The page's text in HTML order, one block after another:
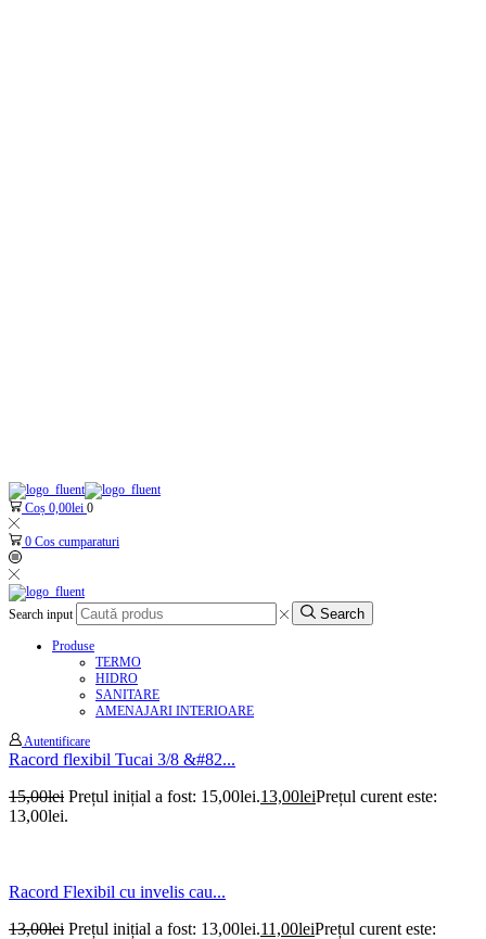
Coș 0,00lei 0
0 Cos cumparaturi
Search input Search
Produse
TERMO
HIDRO
SANITARE
AMENAJARI INTERIOARE
Autentificare
Racord flexibil Tucai 3/8 &#82...
15,00lei Prețul inițial a fost: 15,00lei.13,00leiPrețul curent este:
13,00lei.
Racord Flexibil cu invelis cau...
13,00lei Prețul inițial a fost: 13,00lei.11,00leiPrețul curent este: